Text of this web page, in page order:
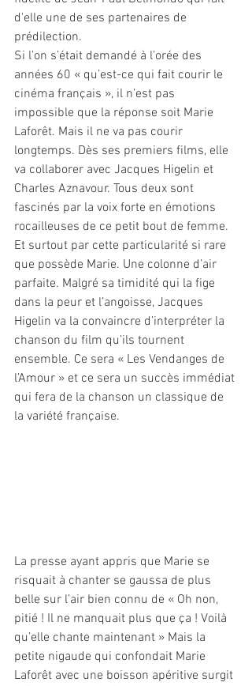
d'elle une de ses partenaires de
prédilection.
Si l’on s’était demandé à l’orée des
années 60 « qu’est-ce qui fait courir le
cinéma français », il n’est pas
impossible que la réponse soit Marie
Laforêt. Mais il ne va pas courir
longtemps. Dès ses premiers films, elle
va collaborer avec Jacques Higelin et
Charles Aznavour. Tous deux sont
fascinés par la voix forte en émotions
rocailleuses de ce petit bout de femme.
Et surtout par cette particularité si rare
que possède Marie. Une colonne d’air
parfaite. Malgré sa timidité qui la fige
dans la peur et l’angoisse, Jacques
Higelin va la convaincre d’interpréter la
chanson du film qu’ils tournent
ensemble. Ce sera « Les Vendanges de
l’Amour » et ce sera un succès immédiat
qui fera de la chanson un classique de
la variété française.
La presse ayant appris que Marie se
risquait à chanter se gaussa de plus
belle sur l’air bien connu de « Oh non,
pitié ! Il ne manquait plus que ça ! Voilà
qu’elle chante maintenant » Mais la
petite nigaude qui confondait Marie
Laforêt avec une boisson apéritive surgit